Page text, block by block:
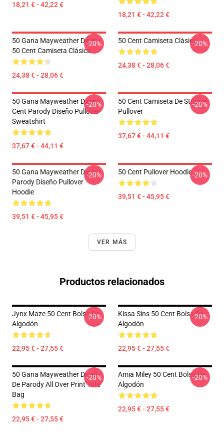
18,21 € - 42,22 €
18,21 € - 42,22 €
50 Gana Mayweather Dinero
50 Cent Camiseta Clásica
24,38 € - 28,06 €
-20% 50 Cent Camiseta Clásica
24,38 € - 28,06 €
-20%
50 Gana Mayweather Dinero
Cent Parody Diseño Pullover
Sweatshirt
37,67 € - 44,11 €
-20%
50 Cent Camiseta De Stripper
Pullover
37,67 € - 44,11 €
-20%
50 Gana Mayweather Dinero
Parody Diseño Pullover
Hoodie
39,51 € - 45,95 €
-20% 50 Cent Pullover Hoodie
39,51 € - 45,95 €
-20%
VER MÁS
Productos relacionados
Jynx Maze 50 Cent Bolsa De
Algodón
22,95 € - 27,55 €
-20%
Kissa Sins 50 Cent Bolsa De
Algodón
22,95 € - 27,55 €
-20%
50 Gana Mayweather Diseño
De Parody All Over Print Tote
Bag
22,95 € - 27,55 €
-20%
Amia Miley 50 Cent Bolsa De
Algodón
22,95 € - 27,55 €
-20%